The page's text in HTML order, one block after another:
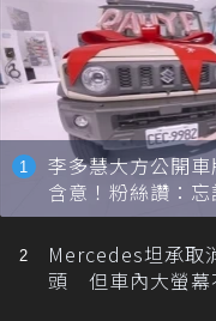
李多慧大方公開
含意！粉絲讚：
忙找車
Mercedes坦承取
頭 但車內大螢幕